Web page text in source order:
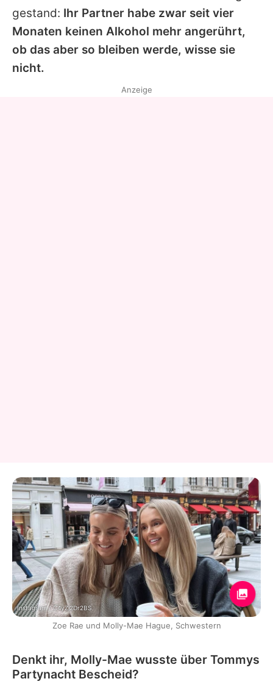
gestand: Ihr Partner habe zwar seit vier
Monaten keinen Alkohol mehr angerührt,
ob das aber so bleiben werde, wisse sie
nicht.
Anzeige
Instagram / C4yZj2Dr2BS
Zoe Rae und Molly-Mae Hague, Schwestern
Denkt ihr, Molly-Mae wusste über Tommys
Partynacht Bescheid?